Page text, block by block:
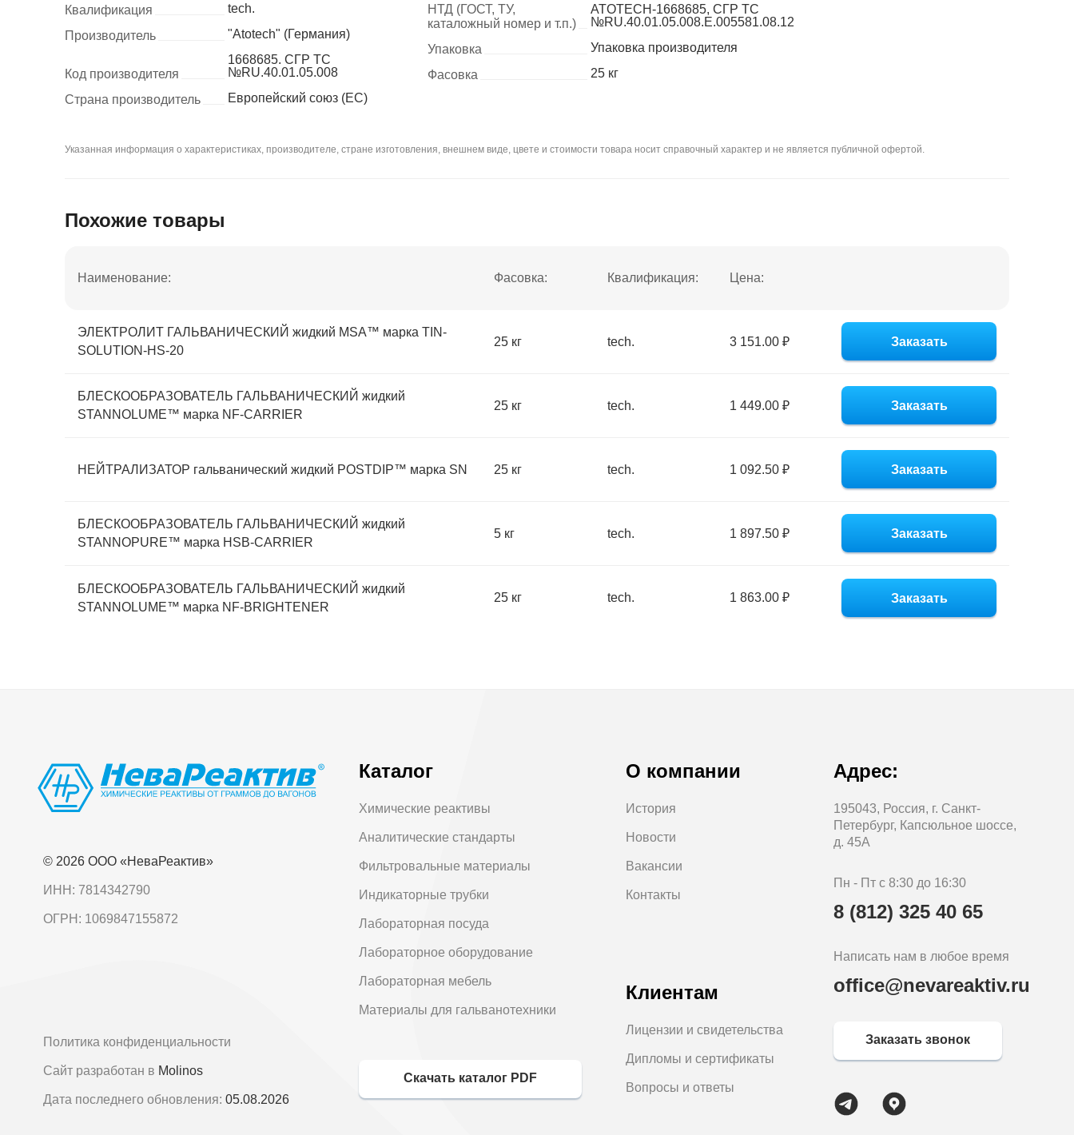
Квалификация
tech.
Производитель
"Atotech" (Германия)
Код производителя
1668685. СГР ТС
№RU.40.01.05.008
Страна производитель
Европейский союз (ЕС)
НТД (ГОСТ, ТУ,
каталожный номер и т.п.)
ATOTECH-1668685, СГР ТС
№RU.40.01.05.008.E.005581.08.12
Упаковка
Упаковка производителя
Фасовка
25 кг
Указанная информация о характеристиках, производителе, стране изготовления, внешнем виде, цвете и стоимости товара носит справочный характер и не является публичной офертой.
Похожие товары
Наименование: Фасовка: Квалификация: Цена:
ЭЛЕКТРОЛИТ ГАЛЬВАНИЧЕСКИЙ жидкий MSA™ марка TIN-
SOLUTION-HS-20
25 кг tech. 3 151.00 ₽ Заказать
БЛЕСКООБРАЗОВАТЕЛЬ ГАЛЬВАНИЧЕСКИЙ жидкий
STANNOLUME™ марка NF-CARRIER
25 кг tech. 1 449.00 ₽ Заказать
НЕЙТРАЛИЗАТОР гальванический жидкий POSTDIP™ марка SN 25 кг tech. 1 092.50 ₽ Заказать
БЛЕСКООБРАЗОВАТЕЛЬ ГАЛЬВАНИЧЕСКИЙ жидкий
STANNOPURE™ марка HSB-CARRIER
5 кг tech. 1 897.50 ₽ Заказать
БЛЕСКООБРАЗОВАТЕЛЬ ГАЛЬВАНИЧЕСКИЙ жидкий
STANNOLUME™ марка NF-BRIGHTENER
25 кг tech. 1 863.00 ₽ Заказать
© 2026 OOO «НеваРеактив»
ИНН: 7814342790
ОГРН: 1069847155872
Политика конфиденциальности
Сайт разработан в Molinos
Дата последнего обновления: 05.08.2026
Каталог
Химические реактивы
Аналитические стандарты
Фильтровальные материалы
Индикаторные трубки
Лабораторная посуда
Лабораторное оборудование
Лабораторная мебель
Материалы для гальванотехники
Скачать каталог PDF
О компании
История
Новости
Вакансии
Контакты
Клиентам
Лицензии и свидетельства
Дипломы и сертификаты
Вопросы и ответы
Адрес:
195043, Россия, г. Санкт-
Петербург, Капсюльное шоссе,
д. 45А
Пн - Пт с 8:30 до 16:30
8 (812) 325 40 65
Написать нам в любое время
office@nevareaktiv.ru
Заказать звонок